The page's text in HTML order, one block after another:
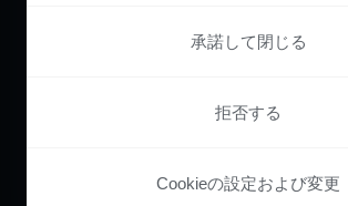
承諾して閉じる
拒否する
Cookieの設定および変更